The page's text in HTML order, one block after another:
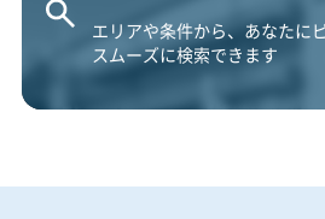
エリアや条件から、あなたに
スムーズに検索できます